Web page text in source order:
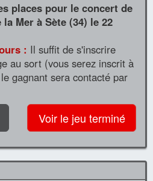
places pour le concert de
Mer à Sète (34) le 22
: Il suffit de s'inscrire
au sort (vous serez inscrit à
gagnant sera contacté par
Voir le jeu terminé